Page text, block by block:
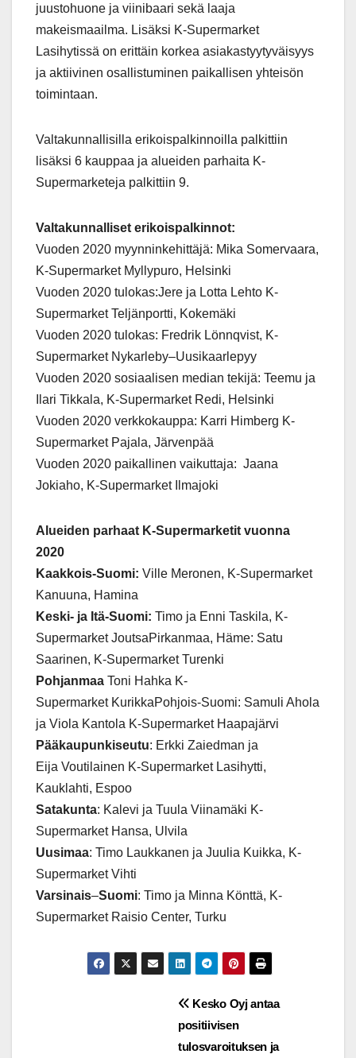
juustohuone ja viinibaari sekä laaja
makeismaailma. Lisäksi K-Supermarket
Lasihytissä on erittäin korkea asiakastyytyväisyys
ja aktiivinen osallistuminen paikallisen yhteisön
toimintaan.
Valtakunnallisilla erikoispalkinnoilla palkittiin
lisäksi 6 kauppaa ja alueiden parhaita K-
Supermarketeja palkittiin 9.
Valtakunnalliset erikoispalkinnot:
Vuoden 2020 myynninkehittäjä: Mika Somervaara,
K-Supermarket Myllypuro, Helsinki
Vuoden 2020 tulokas:Jere ja Lotta Lehto K-
Supermarket Teljänportti, Kokemäki
Vuoden 2020 tulokas: Fredrik Lönnqvist, K-
Supermarket Nykarleby–Uusikaarlepyy
Vuoden 2020 sosiaalisen median tekijä: Teemu ja
Ilari Tikkala, K-Supermarket Redi, Helsinki
Vuoden 2020 verkkokauppa: Karri Himberg K-
Supermarket Pajala, Järvenpää
Vuoden 2020 paikallinen vaikuttaja: Jaana
Jokiaho, K-Supermarket Ilmajoki
Alueiden parhaat K-Supermarketit vuonna
2020
Kaakkois-Suomi: Ville Meronen, K-Supermarket
Kanuuna, Hamina
Keski- ja Itä-Suomi: Timo ja Enni Taskila, K-
Supermarket JoutsaPirkanmaa, Häme: Satu
Saarinen, K-Supermarket Turenki
Pohjanmaa Toni Hahka K-
Supermarket KurikkaPohjois-Suomi: Samuli Ahola
ja Viola Kantola K-Supermarket Haapajärvi
Pääkaupunkiseutu: Erkki Zaiedman ja
Eija Voutilainen K-Supermarket Lasihytti,
Kauklahti, Espoo
Satakunta: Kalevi ja Tuula Viinamäki K-
Supermarket Hansa, Ulvila
Uusimaa: Timo Laukkanen ja Juulia Kuikka, K-
Supermarket Vihti
Varsinais–Suomi: Timo ja Minna Könttä, K-
Supermarket Raisio Center, Turku
Kesko Oyj antaa
positiivisen
tulosvaroituksen ja